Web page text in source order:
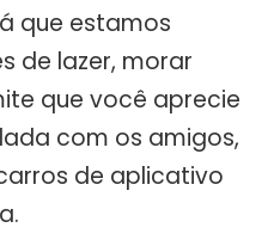
que estamos
de lazer, morar
que você aprecie
com os amigos,
de aplicativo